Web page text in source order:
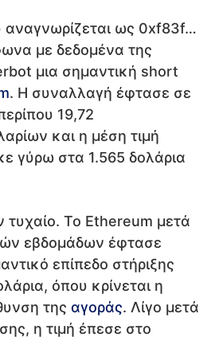
αναγνωρίζεται ως 0xf83f…
με δεδομένα της
μια σημαντική short
. Η συναλλαγή έφτασε σε
19,72
και η μέση τιμή
γύρω στα 1.565 δολάρια
τυχαίο. Το Ethereum μετά
εβδομάδων έφτασε
επίπεδο στήριξης
όπου κρίνεται η
της αγοράς. Λίγο μετά
η τιμή έπεσε στο